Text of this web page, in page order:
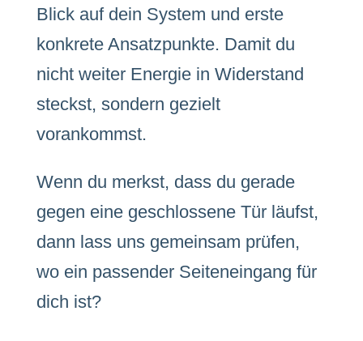
Blick auf dein System und erste
konkrete Ansatzpunkte. Damit du
nicht weiter Energie in Widerstand
steckst, sondern gezielt
vorankommst.
Wenn du merkst, dass du gerade
gegen eine geschlossene Tür läufst,
dann lass uns gemeinsam prüfen,
wo ein passender Seiteneingang für
dich ist?